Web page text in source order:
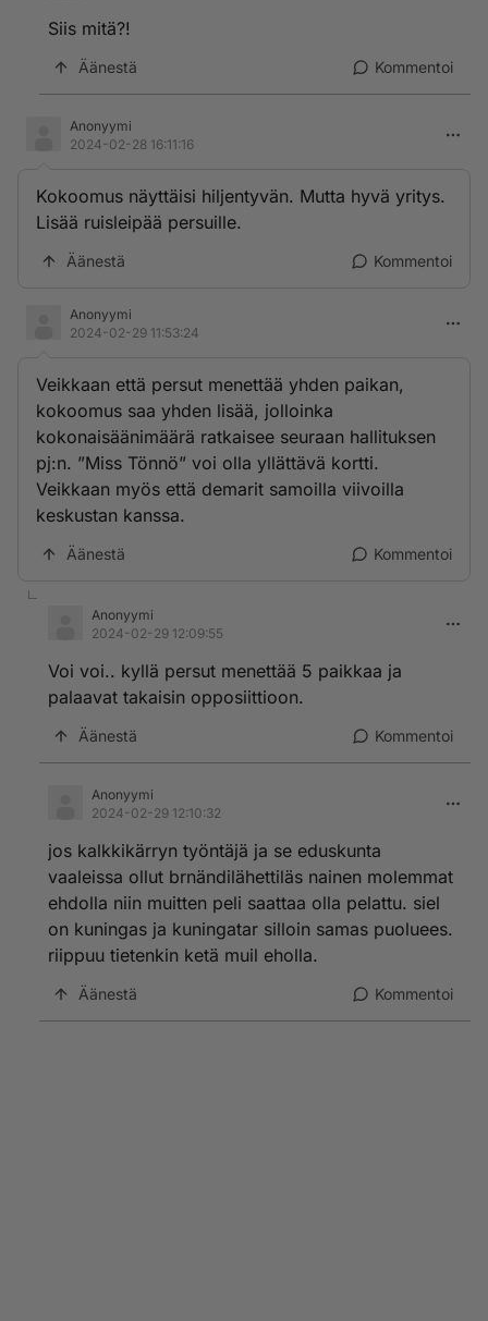
Siis mitä?!
Äänestä Kommentoi
Anonyymi
2024-02-28 16:11:16
Kokoomus näyttäisi hiljentyvän. Mutta hyvä yritys.
Lisää ruisleipää persuille.
Äänestä Kommentoi
Anonyymi
2024-02-29 11:53:24
Veikkaan että persut menettää yhden paikan,
kokoomus saa yhden lisää, jolloinka
kokonaisäänimäärä ratkaisee seuraan hallituksen
pj:n. ”Miss Tönnö” voi olla yllättävä kortti.
Veikkaan myös että demarit samoilla viivoilla
keskustan kanssa.
Äänestä Kommentoi
Anonyymi
2024-02-29 12:09:55
Voi voi.. kyllä persut menettää 5 paikkaa ja
palaavat takaisin opposiittioon.
Äänestä Kommentoi
Anonyymi
2024-02-29 12:10:32
jos kalkkikärryn työntäjä ja se eduskunta
vaaleissa ollut brnändilähettiläs nainen molemmat
ehdolla niin muitten peli saattaa olla pelattu. siel
on kuningas ja kuningatar silloin samas puoluees.
riippuu tietenkin ketä muil eholla.
Äänestä Kommentoi